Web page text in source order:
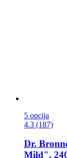
5 opcija
4.3 (187)
Dr.
Mild",